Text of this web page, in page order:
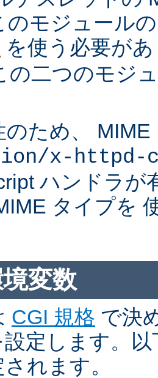
のモジュール
を使う必要が
の二つのモジ
のため、
x-httpd-
ハンドラが
タイプを
変数
CGI 規格 で決
定します。
れます。